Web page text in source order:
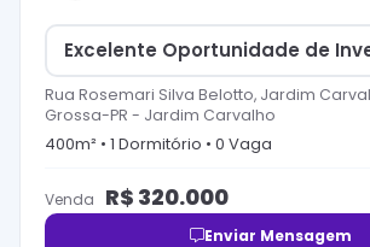
Excelente Oportunidade de
Rua Rosemari Silva Belotto, Jardim
Grossa-PR - Jardim Carvalho
400m² • 1 Dormitório • 0 Vaga
Venda R$ 320.000
Enviar Mensagem